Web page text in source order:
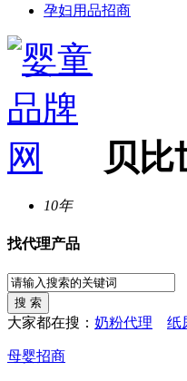
孕妇用品招商
贝
10年
找代理产品
大家都在搜： 奶粉代理 纸
母婴招商